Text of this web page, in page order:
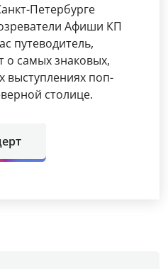
Петербурге
Афиши КП
путеводитель,
о самых знаковых,
выступлениях поп-
столице.